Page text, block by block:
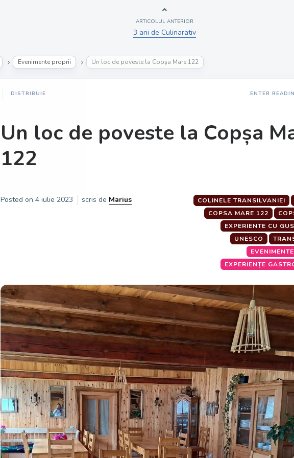
ARTICOLUL ANTERIOR
3 ani de Culinarativ
Evenimente proprii Un loc de poveste la Copșa Mare 122
DISTRIBUIE ENTER
Un loc de poveste la Copșa
122
Posted on 4 iulie 2023 scris de Marius
COLINELE TRANSILVANIEI
COPSA MARE 122
EXPERIENTE CU
UNESCO
EXPERIENȚE